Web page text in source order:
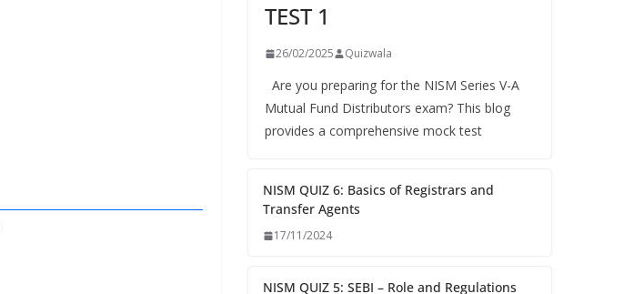
TEST 1
26/02/2025 Quizwala
Are you preparing for the NISM Series V-A
Mutual Fund Distributors exam? This blog
provides a comprehensive mock test
NISM QUIZ 6: Basics of Registrars and
Transfer Agents
17/11/2024
NISM QUIZ 5: SEBI – Role and Regulations